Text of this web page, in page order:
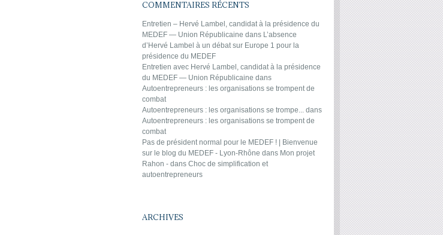
COMMENTAIRES RÉCENTS
Entretien – Hervé Lambel, candidat à la présidence du
MEDEF — Union Républicaine dans L’absence
d’Hervé Lambel à un débat sur Europe 1 pour la
présidence du MEDEF
Entretien avec Hervé Lambel, candidat à la présidence
du MEDEF — Union Républicaine dans
Autoentrepreneurs : les organisations se trompent de
combat
Autoentrepreneurs : les organisations se trompe... dans
Autoentrepreneurs : les organisations se trompent de
combat
Pas de président normal pour le MEDEF ! | Bienvenue
sur le blog du MEDEF - Lyon-Rhône dans Mon projet
Rahon - dans Choc de simplification et
autoentrepreneurs
ARCHIVES